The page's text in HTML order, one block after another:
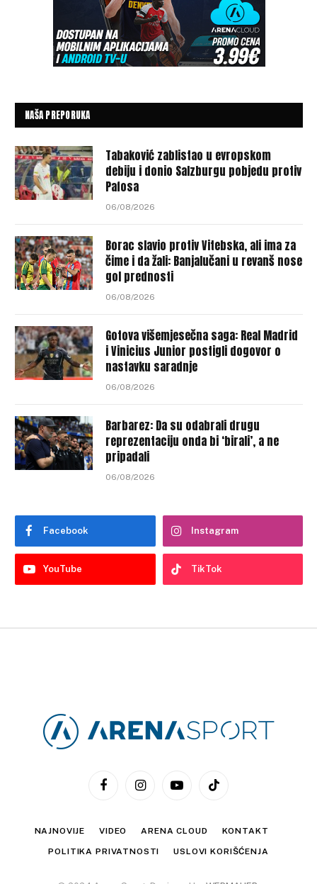
NAŠA PREPORUKA
Tabaković zablistao u evropskom
debiju i donio Salzburgu pobjedu protiv
Pafosa
06/08/2026
Borac slavio protiv Vitebska, ali ima za
čime i da žali: Banjalučani u revanš nose
gol prednosti
06/08/2026
Gotova višemjesečna saga: Real Madrid
i Vinicius Junior postigli dogovor o
nastavku saradnje
06/08/2026
Barbarez: Da su odabrali drugu
reprezentaciju onda bi ‘birali’, a ne
pripadali
06/08/2026
Facebook Instagram
YouTube TikTok
FacebookInstagramYouTubeTikTok
NAJNOVIJE VIDEO ARENA CLOUD KONTAKT
POLITIKA PRIVATNOSTI USLOVI KORIŠĆENJA